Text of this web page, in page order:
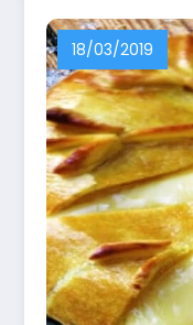
18/03/2019